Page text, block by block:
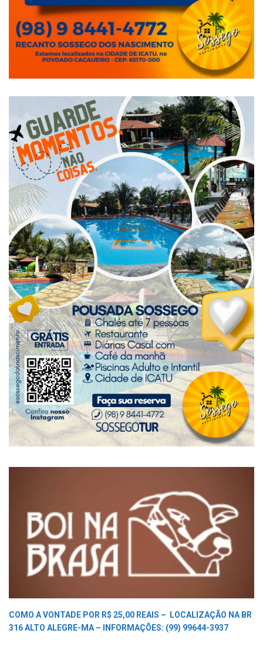
COMO A VONTADE POR R$ 25,00 REAIS –
LOCALIZAÇÃO NA BR
316 ALTO ALEGRE-MA –
INFORMAÇÕES: (99) 99644-3937